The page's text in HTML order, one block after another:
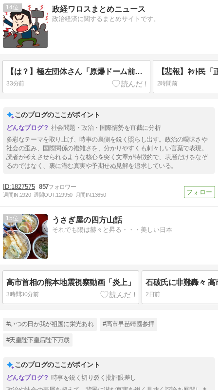
14 政経ワロスまとめニュース
政治経済に関するまとめサイトです。
【は？】極左団体さん「原爆ドーム前を明け渡せば核戦争が始まる！」→ 観衆のマジレスが鋭すぎるとネットで話題に → ｗｗｗｗｗｗｗｗｗｗｗｗ
33分前 2時間前
このブログのここがポイント
社会問題・政治・国際情勢を直截に分析
多彩なテーマを取り上げ、時事の裏側を鋭く照らし出す。政治の曖昧さや
社会の歪み、国際関係の複雑さを、分かりやすくも刺々しい言葉で表現。
読者が考えさせられるような核心を突く文章が特徴的で、表層だけをなぞ
るのではなく、裏に潜む真実や予期せぬ見解を追求している。
1827575 857
週間IN:2920 週間OUT:129950 月間IN:13650
15 うさぎ屋の四方山話
それでも陽は赫々と昇る・・・美しい日本
高市首相の熊本地震視察動画「炎上」
3時間30分前 2日前
#いつの日か我が祖国に栄光あれ #高市早苗靖國参拝
#天皇陛下皇后陛下万歳
このブログのここがポイント
時事を鋭く切り裂く批評眼差し